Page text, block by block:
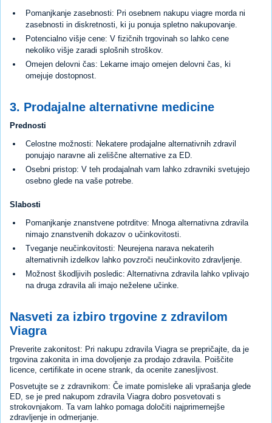
Pomanjkanje zasebnosti: Pri osebnem nakupu viagre morda ni
zasebnosti in diskretnosti, ki ju ponuja spletno nakupovanje.
Potencialno višje cene: V fizičnih trgovinah so lahko cene
nekoliko višje zaradi splošnih stroškov.
Omejen delovni čas: Lekarne imajo omejen delovni čas, ki
omejuje dostopnost.
3. Prodajalne alternativne medicine
Prednosti
Celostne možnosti: Nekatere prodajalne alternativnih zdravil
ponujajo naravne ali zeliščne alternative za ED.
Osebni pristop: V teh prodajalnah vam lahko zdravniki svetujejo
osebno glede na vaše potrebe.
Slabosti
Pomanjkanje znanstvene potrditve: Mnoga alternativna zdravila
nimajo znanstvenih dokazov o učinkovitosti.
Tveganje neučinkovitosti: Neurejena narava nekaterih
alternativnih izdelkov lahko povzroči neučinkovito zdravljenje.
Možnost škodljivih posledic: Alternativna zdravila lahko vplivajo
na druga zdravila ali imajo neželene učinke.
Nasveti za izbiro trgovine z zdravilom
Viagra
Preverite zakonitost: Pri nakupu zdravila Viagra se prepričajte, da je
trgovina zakonita in ima dovoljenje za prodajo zdravila. Poiščite
licence, certifikate in ocene strank, da ocenite zanesljivost.
Posvetujte se z zdravnikom: Če imate pomisleke ali vprašanja glede
ED, se je pred nakupom zdravila Viagra dobro posvetovati s
strokovnjakom. Ta vam lahko pomaga določiti najprimernejše
zdravljenje in odmerjanje.